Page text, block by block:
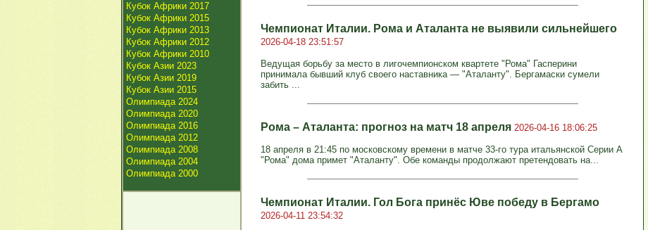
Кубок Африки 2017
Кубок Африки 2015
Кубок Африки 2013
Кубок Африки 2012
Кубок Африки 2010
Кубок Азии 2023
Кубок Азии 2019
Кубок Азии 2015
Олимпиада 2024
Олимпиада 2020
Олимпиада 2016
Олимпиада 2012
Олимпиада 2008
Олимпиада 2004
Олимпиада 2000
Чемпионат Италии. Рома и Аталанта не выявили сильнейшего
2026-04-18 23:51:57
Ведущая борьбу за место в лигочемпионском квартете "Рома" Гасперини
принимала бывший клуб своего наставника — "Аталанту". Бергамаски сумели
забить ...
Рома – Аталанта: прогноз на матч 18 апреля 2026-04-16 18:06:25
18 апреля в 21:45 по московскому времени в матче 33-го тура итальянской Серии А
"Рома" дома примет "Аталанту". Обе команды продолжают претендовать на...
Чемпионат Италии. Гол Бога принёс Юве победу в Бергамо
2026-04-11 23:54:32